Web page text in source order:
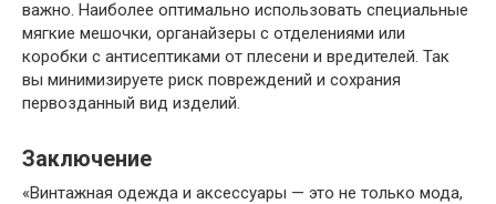
важно. Наиболее оптимально использовать специальные
мягкие мешочки, органайзеры с отделениями или
коробки с антисептиками от плесени и вредителей. Так
вы минимизируете риск повреждений и сохрания
первозданный вид изделий.
Заключение
«Винтажная одежда и аксессуары — это не только мода,